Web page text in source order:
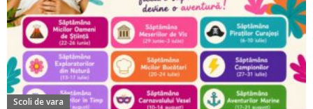
Scoli de vara